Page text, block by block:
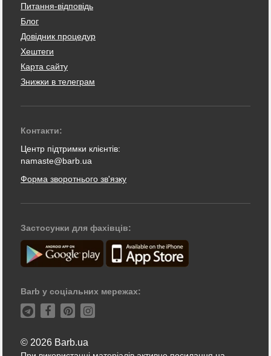
Питання-відповідь
Блог
Довідник процедур
Хештеги
Карта сайту
Знижки в телеграм
Контакти:
Центр підтримки клієнтів:
namaste@barb.ua
Форма зворотнього зв'язку
Застосунки для фахівців:
Barb у соціальних мережах:
© 2026 Barb.ua